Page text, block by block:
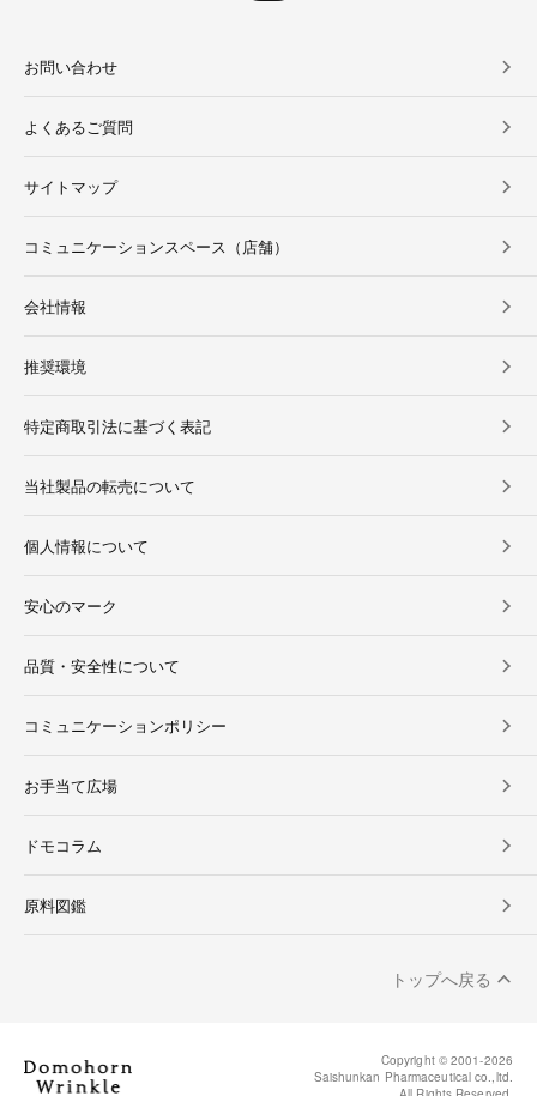
お問い合わせ
よくあるご質問
サイトマップ
コミュニケーションスペース（店舗）
会社情報
推奨環境
特定商取引法に基づく表記
当社製品の転売について
個人情報について
安心のマーク
品質・安全性について
コミュニケーションポリシー
お手当て広場
ドモコラム
原料図鑑
トップへ戻る
Copyright © 2001-2026
Saishunkan Pharmaceutical co.,ltd.